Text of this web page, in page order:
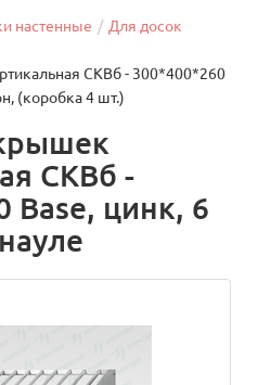
настенные
Для досок
СКВб - 300*400*260
(коробка 4 шт.)
СКВб -
Base, цинк, 6